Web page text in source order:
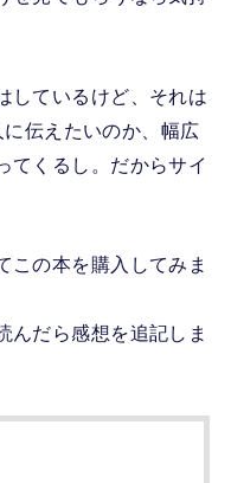
しているけど、それは
伝えたいのか、幅広
てくるし。だからサイ
この本を購入してみま
んだら感想を追記しま